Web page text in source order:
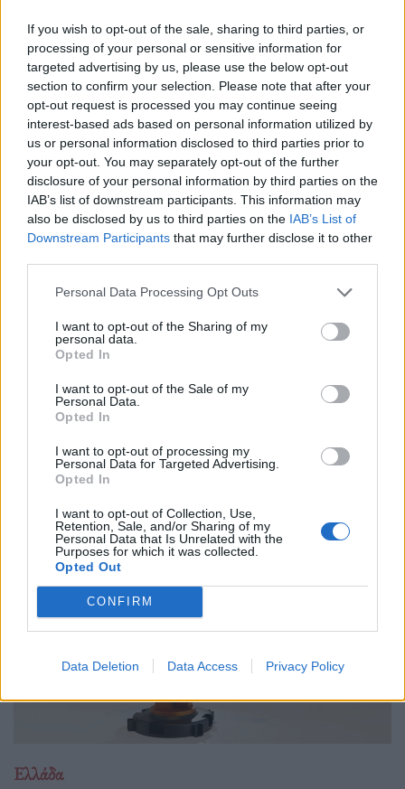
If you wish to opt-out of the sale, sharing to third parties, or
processing of your personal or sensitive information for
targeted advertising by us, please use the below opt-out
section to confirm your selection. Please note that after your
opt-out request is processed you may continue seeing
interest-based ads based on personal information utilized by
us or personal information disclosed to third parties prior to
your opt-out. You may separately opt-out of the further
disclosure of your personal information by third parties on the
IAB’s list of downstream participants. This information may
also be disclosed by us to third parties on the IAB’s List of
Downstream Participants that may further disclose it to other
Personal Data Processing Opt Outs
I want to opt-out of the Sharing of my
personal data.
Opted In
I want to opt-out of the Sale of my
Personal Data.
Opted In
I want to opt-out of processing my
Personal Data for Targeted Advertising.
Opted In
I want to opt-out of Collection, Use,
Retention, Sale, and/or Sharing of my
Personal Data that Is Unrelated with the
Purposes for which it was collected.
Opted Out
CONFIRM
Data Deletion Data Access Privacy Policy
ΓΣΕΕ και ΑΔΕΔΥ ενάντια στο νέο εργασιακό
νομοσχέδιο
01.10.25
υπάλληλοι, ταξιτζήδες και ναυτεργάτες συμμετέχουν στη
σημερινή πανελλαδική κινητοποίηση, που μπλοκάρει
μεταφορές και υπηρεσίες. Στο επίκεντρο των
Ελλάδα